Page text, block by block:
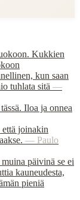
Kukkien
kun saan
tuhlata sitä —
Iloa ja onnea
joinakin
— Paulo
päivinä se ei
kauneudesta,
pieniä